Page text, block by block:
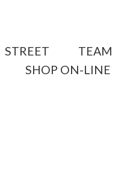
STREET
TEAM
SHOP ON-LINE